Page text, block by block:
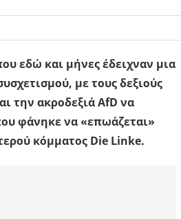
εδώ και μήνες έδειχναν μια
με τους δεξιούς
την ακροδεξιά AfD να
φάνηκε να «επωάζεται»
κόμματος Die Linke.